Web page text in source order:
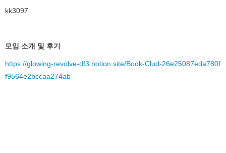
kk3097
모임 소개 및 후기
https://glowing-revolve-df3.notion.site/Book-Clud-26e25087eda780f
f9564e2bccaa274ab